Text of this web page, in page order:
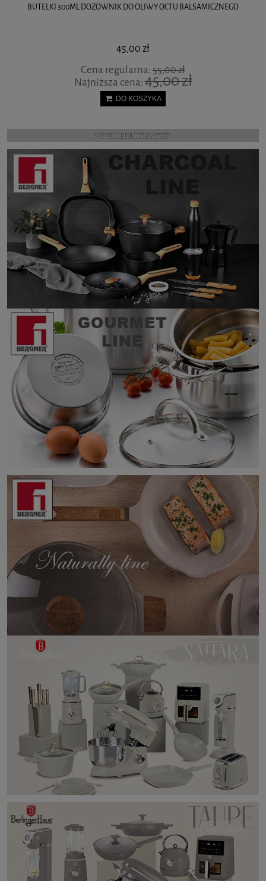
BUTELKI 300ML DOZOWNIK DO OLIWY OCTU BALSAMICZNEGO
45,00 zł
Cena regularna:55,00 zł
Najniższa cena:45,00 zł
DO KOSZYKA